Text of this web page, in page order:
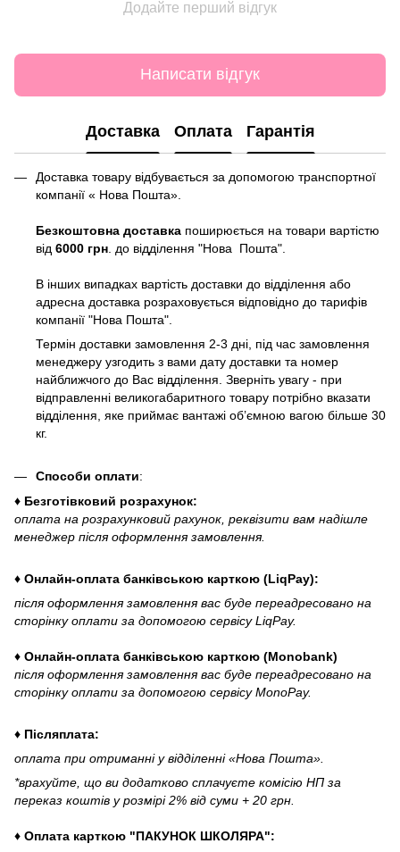
Додайте перший відгук
Написати відгук
Доставка Оплата Гарантія
Доставка товару відбувається за допомогою транспортної
компанії « Нова Пошта».
Безкоштовна доставка поширюється на товари вартістю
від 6000 грн . до відділення "Нова Пошта".
В інших випадках вартість доставки до відділення або
адресна доставка розраховується відповідно до тарифів
компанії "Нова Пошта".
Термін доставки замовлення 2-3 дні, під час замовлення
менеджеру узгодить з вами дату доставки та номер
найближчого до Вас відділення. Зверніть увагу - при
відправленні великогабаритного товару потрібно вказати
відділення, яке приймає вантажі об’ємною вагою більше 30
кг.
Способи оплати:
♦ Безготівковий розрахунок:
оплата на розрахунковий рахунок, реквізити вам надішле
менеджер після оформлення замовлення.
♦ Онлайн-оплата банківською карткою (LiqPay):
після оформлення замовлення вас буде переадресовано на
сторінку оплати за допомогою сервісу LiqPay.
♦ Онлайн-оплата банківською карткою (Monobank)
після оформлення замовлення вас буде переадресовано на
сторінку оплати за допомогою сервісу MonoPay.
♦ Післяплата:
оплата при отриманні у відділенні «Нова Пошта».
*врахуйте, що ви додатково сплачуєте комісію НП за
переказ коштів у розмірі 2% від суми + 20 грн.
♦ Оплата карткою "ПАКУНОК ШКОЛЯРА":